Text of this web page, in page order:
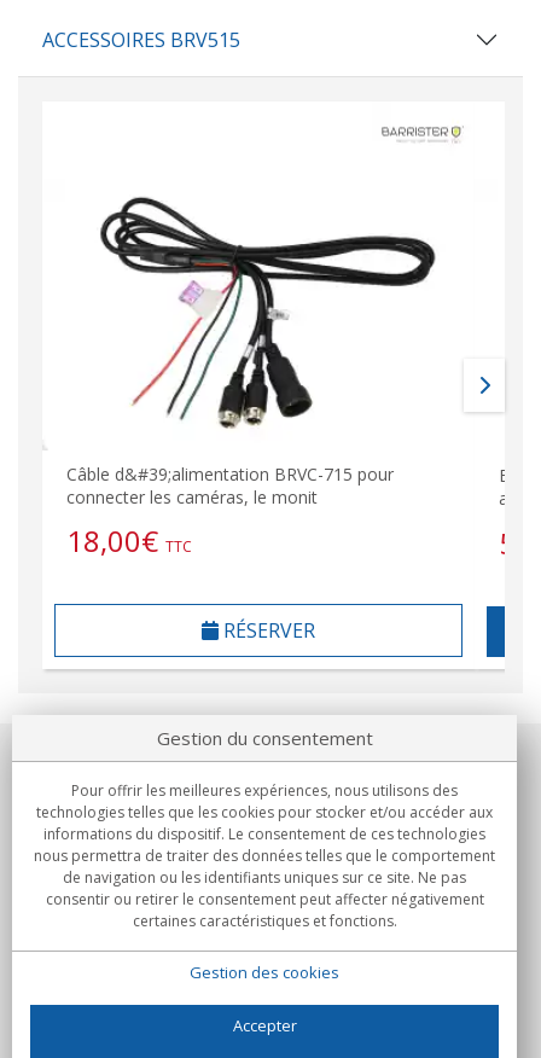
ACCESSOIRES BRV515
Câble d&#39;alimentation BRVC-715 pour
connecter les caméras, le monit
18,00€ TTC
RÉSERVER
Notre société
Engagements
Achats
Gestion du consentement
Pour offrir les meilleures expériences, nous utilisons des
technologies telles que les cookies pour stocker et/ou accéder aux
informations du dispositif. Le consentement de ces technologies
nous permettra de traiter des données telles que le comportement
de navigation ou les identifiants uniques sur ce site. Ne pas
consentir ou retirer le consentement peut affecter négativement
certaines caractéristiques et fonctions.
Gestion des cookies
Accepter